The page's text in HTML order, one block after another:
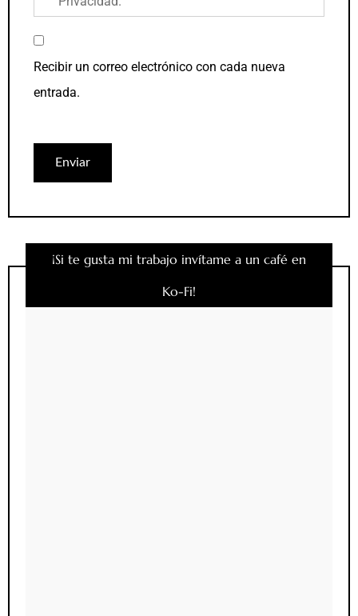
Recibir un correo electrónico con cada nueva
entrada.
¡Si te gusta mi trabajo invítame a un café en
Ko-Fi!